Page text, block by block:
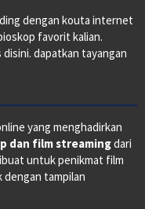
dengan kouta internet
favorit kalian.
disini. dapatkan tayangan
yang menghadirkan
dan film streamingdari
untuk penikmat film
dengan tampilan